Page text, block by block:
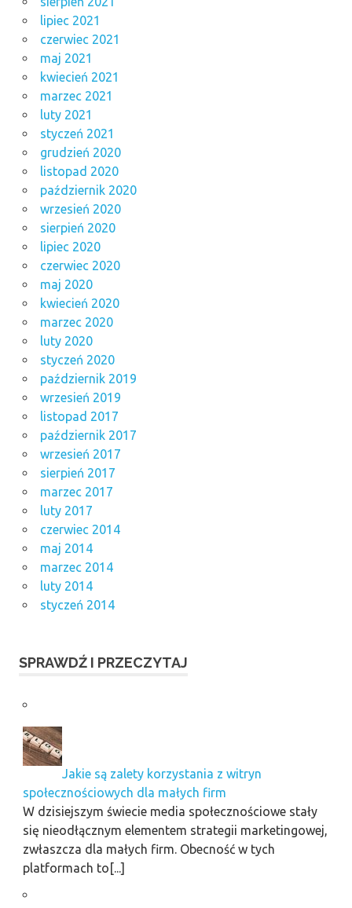
lipiec 2021
czerwiec 2021
maj 2021
kwiecień 2021
marzec 2021
luty 2021
styczeń 2021
grudzień 2020
listopad 2020
październik 2020
wrzesień 2020
sierpień 2020
lipiec 2020
czerwiec 2020
maj 2020
kwiecień 2020
marzec 2020
luty 2020
styczeń 2020
październik 2019
wrzesień 2019
listopad 2017
październik 2017
wrzesień 2017
sierpień 2017
marzec 2017
luty 2017
czerwiec 2014
maj 2014
marzec 2014
luty 2014
styczeń 2014
SPRAWDŹ I PRZECZYTAJ
Jakie są zalety korzystania z witryn
społecznościowych dla małych firm
W dzisiejszym świecie media społecznościowe stały
się nieodłącznym elementem strategii marketingowej,
zwłaszcza dla małych firm. Obecność w tych
platformach to[...]